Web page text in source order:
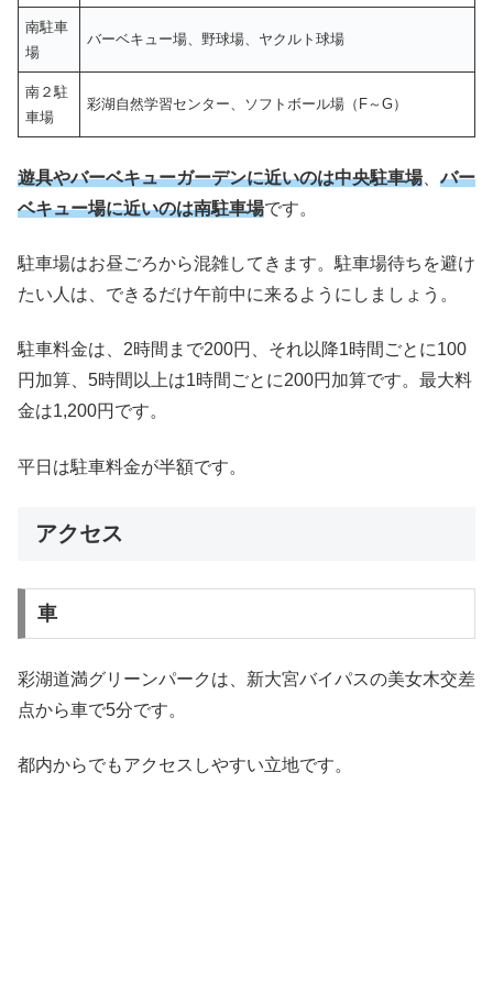
南駐車
場
バーベキュー場、野球場、ヤクルト球場
南２駐
車場
彩湖自然学習センター、ソフトボール場（F～G）
遊具やバーベキューガーデンに近いのは中央駐車場、バー
ベキュー場に近いのは南駐車場です。
駐車場はお昼ごろから混雑してきます。駐車場待ちを避け
たい人は、できるだけ午前中に来るようにしましょう。
駐車料金は、2時間まで200円、それ以降1時間ごとに100
円加算、5時間以上は1時間ごとに200円加算です。最大料
金は1,200円です。
平日は駐車料金が半額です。
アクセス
車
彩湖道満グリーンパークは、新大宮バイパスの美女木交差
点から車で5分です。
都内からでもアクセスしやすい立地です。